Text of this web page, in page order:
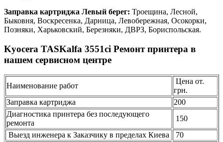
Заправка картриджа Левый берег: Троещина, Лесной,
Быковня, Воскресенка, Дарница, Левобережная, Осокорки,
Позняки, Харьковский, Березняки, ДВРЗ, Бориспольская.
Kyocera TASKalfa 3551ci Ремонт принтера в
нашем сервисном центре
Наименование работ
Цена от.
грн.
Заправка картриджа
200
Диагностика принтера без последующего
ремонта
150
Выезд инженера к Заказчику в пределах Киева
70